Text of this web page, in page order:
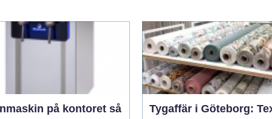
på kontoret så
Tygaffär i Göteborg: